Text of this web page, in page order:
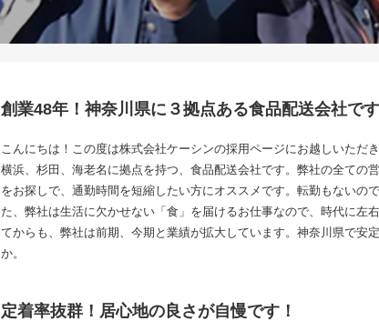
創業48年！神奈川県に３拠点ある食品配送会社です
こんにちは！この度は株式会社ケーシンの採用ページにお越しいただ
横浜、杉田、海老名に拠点を持つ、食品配送会社です。弊社の全ての
をお探しで、通勤時間を短縮したい方にオススメです。転勤もないの
た、弊社は生活に欠かせない「食」を届けるお仕事なので、時代に左
てからも、弊社は前期、今期と業績が拡大しています。神奈川県で安
か。
定着率抜群！居心地の良さが自慢です！